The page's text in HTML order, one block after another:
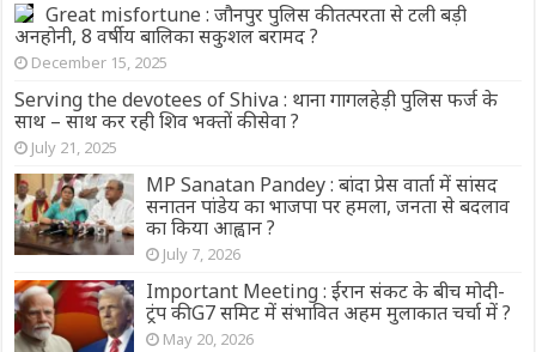
Great misfortune : जौनपुर पुलिस की तत्परता से टली बड़ी
अनहोनी, 8 वर्षीय बालिका सकुशल बरामद ?
December 15, 2025
Serving the devotees of Shiva : थाना गागलहेड़ी पुलिस फर्ज के
साथ – साथ कर रही शिव भक्तों की सेवा ?
July 21, 2025
MP Sanatan Pandey : बांदा प्रेस वार्ता में सांसद
सनातन पांडेय का भाजपा पर हमला, जनता से बदलाव
का किया आह्वान ?
July 7, 2026
Important Meeting : ईरान संकट के बीच मोदी-
ट्रंप की G7 समिट में संभावित अहम मुलाकात चर्चा में ?
May 20, 2026